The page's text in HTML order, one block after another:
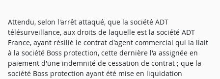
Attendu, selon l'arrêt attaqué, que la société ADT
télésurveillance, aux droits de laquelle est la société ADT
France, ayant résilié le contrat d'agent commercial qui la liait
à la société Boss protection, cette dernière l'a assignée en
paiement d'une indemnité de cessation de contrat ; que la
société Boss protection ayant été mise en liquidation